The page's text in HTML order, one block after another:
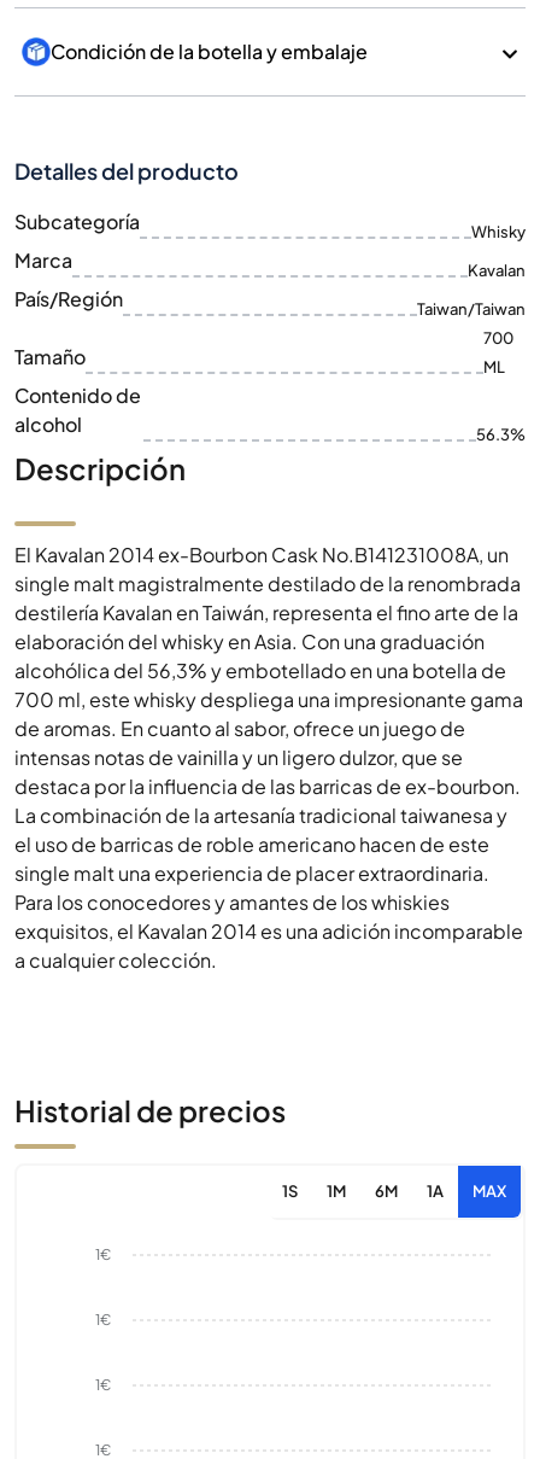
Condición de la botella y embalaje
Detalles del producto
Subcategoría Whisky
Marca Kavalan
País/Región Taiwan/Taiwan
Tamaño
700
ML
Contenido de
alcohol
56.3%
Descripción
El Kavalan 2014 ex-Bourbon Cask No.B141231008A, un
single malt magistralmente destilado de la renombrada
destilería Kavalan en Taiwán, representa el fino arte de la
elaboración del whisky en Asia. Con una graduación
alcohólica del 56,3% y embotellado en una botella de
700 ml, este whisky despliega una impresionante gama
de aromas. En cuanto al sabor, ofrece un juego de
intensas notas de vainilla y un ligero dulzor, que se
destaca por la influencia de las barricas de ex-bourbon.
La combinación de la artesanía tradicional taiwanesa y
el uso de barricas de roble americano hacen de este
single malt una experiencia de placer extraordinaria.
Para los conocedores y amantes de los whiskies
exquisitos, el Kavalan 2014 es una adición incomparable
a cualquier colección.
Historial de precios
1S 1M 6M 1A MAX
1€
1€
1€
1€